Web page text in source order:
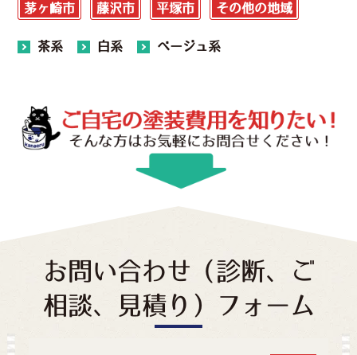
茅ヶ崎市 藤沢市 平塚市 その他の地域
茶系 白系 ベージュ系
お問い合わせ（診断、ご
相談、見積り）フォーム